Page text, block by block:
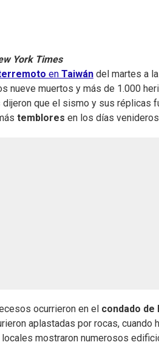
York Times
en Taiwán del martes a
nueve muertos y más de 1.000
dijeron que el sismo y sus réplicas
temblores en los días
ocurrieron en el condado de
aplastadas por rocas, cuando
mostraron numerosos